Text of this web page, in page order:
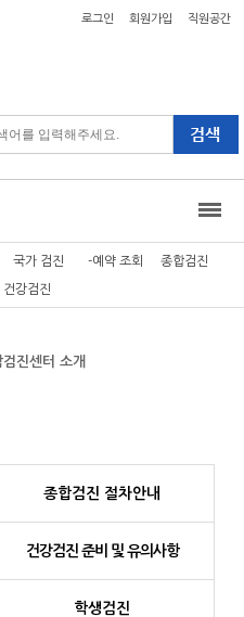
로그인 회원가입 직원공간
국가 검진 -예약 조회 종합검진
건강검진
검진센터 소개
종합검진 절차안내
건강검진 준비 및 유의사항
학생검진